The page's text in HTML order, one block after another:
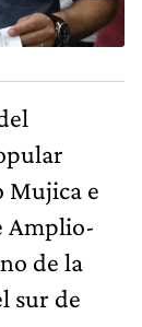
Mujica e
Amplio-
de la
sur de